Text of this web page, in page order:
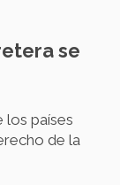
se
los países
de la